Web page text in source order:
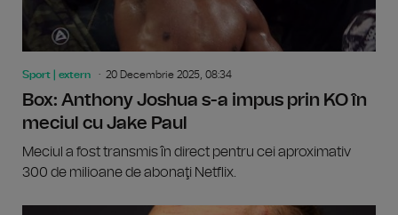
Sport | extern 20 Decembrie 2025, 08:34
Box: Anthony Joshua s-a impus prin KO în
meciul cu Jake Paul
Meciul a fost transmis în direct pentru cei aproximativ
300 de milioane de abonaţi Netflix.